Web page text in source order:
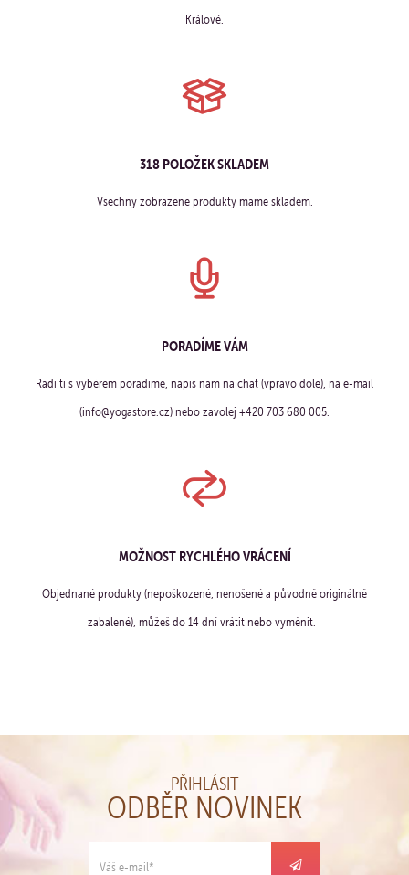
Králové.
318 POLOŽEK SKLADEM
Všechny zobrazené produkty máme skladem.
PORADÍME VÁM
Rádi ti s výběrem poradíme, napiš nám na chat (vpravo dole), na e-mail
(info@yogastore.cz) nebo zavolej +420 703 680 005.
MOŽNOST RYCHLÉHO VRÁCENÍ
Objednané produkty (nepoškozené, nenošené a původně originálně
zabalené), můžeš do 14 dní vrátit nebo vyměnit.
PŘIHLÁSIT
ODBĚR NOVINEK